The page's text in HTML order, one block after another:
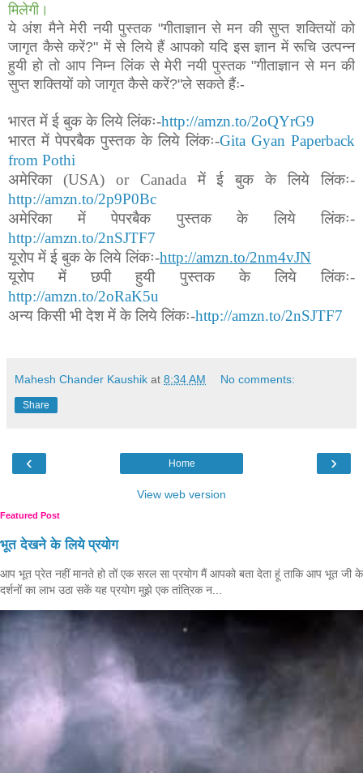
मिलेगी।
ये अंश मैने मेरी नयी पुस्तक "गीताज्ञान से मन की सुप्त शक्तियों को
जागृत कैसे करें?" में से लिये हैं आपको यदि इस ज्ञान में रूचि उत्पन्न
हुयी हो तो आप निम्न लिंक से मेरी नयी पुस्तक "गीताज्ञान से मन की
सुप्त शक्तियों को जागृत कैसे करें?"ले सकते हैंः-
भारत में ई बुक के लिये लिंकः-http://amzn.to/2oQYrG9
भारत में पेपरबैक पुस्तक के लिये लिंकः-Gita Gyan Paperback
from Pothi
अमेरिका (USA) or Canada में ईबुकके लिये लिंकः-
http://amzn.to/2p9P0Bc
अमेरिका में पेपरबैक पुस्तक के लिये लिंकः-
http://amzn.to/2nSJTF7
यूरोप में ई बुक के लिये लिंकः-http://amzn.to/2nm4vJN
यूरोप में छपी हुयी पुस्तक के लिये लिंकः-
http://amzn.to/2oRaK5u
अन्य किसी भी देश में के लिये लिंकः-http://amzn.to/2nSJTF7
Mahesh Chander Kaushik at 8:34 AM No comments:
Share
‹ ›
Home
View web version
Featured Post
भूत देखने के लिये प्रयोग
आप भूत प्रेत नहीं मानते हो तों एक सरल सा प्रयोग मैं आपको बता देता हूं ताकि आप भूत जी के
दर्शनों का लाभ उठा सकें यह प्रयोग मुझे एक तांत्रिक न...